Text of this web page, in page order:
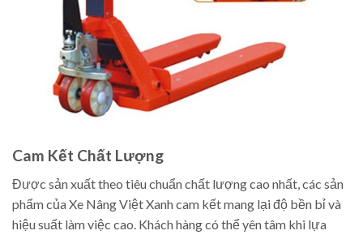
Cam Kết Chất Lượng
Được sản xuất theo tiêu chuẩn chất lượng cao nhất, các sản
phẩm của Xe Nâng Việt Xanh cam kết mang lại độ bền bỉ và
hiệu suất làm việc cao. Khách hàng có thể yên tâm khi lựa